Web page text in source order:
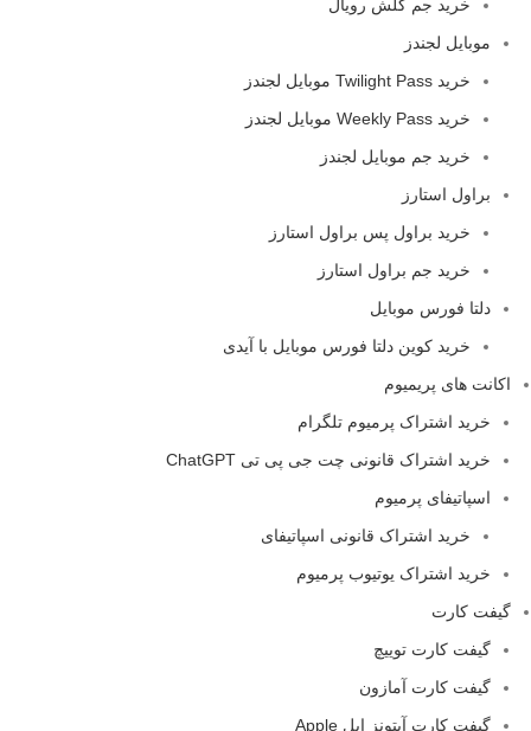
خرید جم کلش رویال
موبایل لجندز
خرید Twilight Pass موبایل لجندز
خرید Weekly Pass موبایل لجندز
خرید جم موبایل لجندز
براول استارز
خرید براول پس براول استارز
خرید جم براول استارز
دلتا فورس موبایل
خرید کوین دلتا فورس موبایل با آیدی
اکانت های پریمیوم
خرید اشتراک پرمیوم تلگرام
خرید اشتراک قانونی چت جی پی تی ChatGPT
اسپاتیفای پرمیوم
خرید اشتراک قانونی اسپاتیفای
خرید اشتراک یوتیوب پرمیوم
گیفت کارت
گیفت کارت توییچ
گیفت کارت آمازون
گیفت کارت آیتونز اپل Apple